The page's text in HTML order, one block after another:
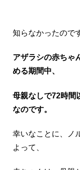
知らなかったので
アザラシの赤ちゃ
める期間中、
母親なしで72時間
なのです。
幸いなことに、ノ
よって、